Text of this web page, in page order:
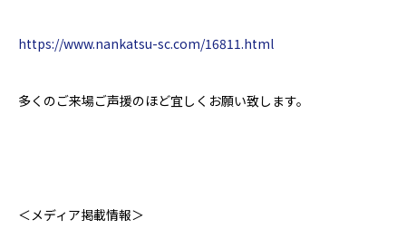
https://www.nankatsu-sc.com/16811.html
多くのご来場ご声援のほど宜しくお願い致します。
＜メディア掲載情報＞